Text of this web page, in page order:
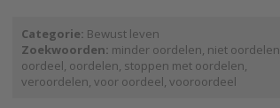
Categorie: Bewust leven
Zoekwoorden: minder oordelen, niet oordelen
oordeel, oordelen, stoppen met oordelen,
veroordelen, voor oordeel, vooroordeel